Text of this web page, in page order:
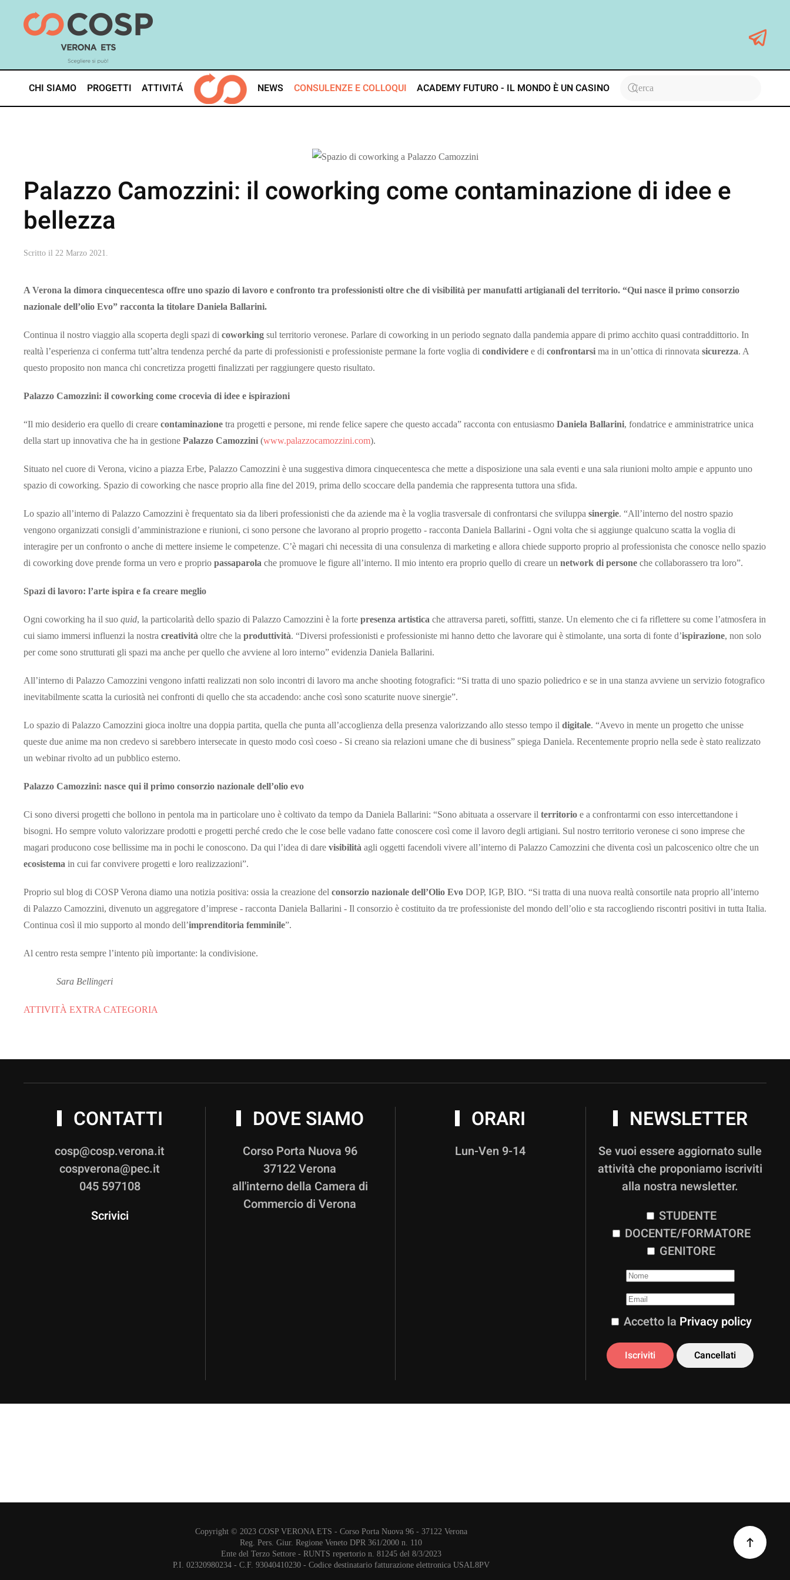
Skip
CHI SIAMO PROGETTI ATTIVITÁ NEWS CONSULENZE E COLLOQUI ACADEMY FUTURO - IL MONDO È UN CASINO
Palazzo Camozzini: il coworking come contaminazione di idee e
bellezza
Scritto il 22 Marzo 2021.
A Verona la dimora cinquecentesca offre uno spazio di lavoro e confronto tra professionisti oltre che di visibilità per manufatti artigianali del territorio. “Qui nasce il primo consorzio
nazionale dell’olio Evo” racconta la titolare Daniela Ballarini.
Continua il nostro viaggio alla scoperta degli spazi di coworking sul territorio veronese. Parlare di coworking in un periodo segnato dalla pandemia appare di primo acchito quasi contraddittorio. In
realtà l’esperienza ci conferma tutt’altra tendenza perché da parte di professionisti e professioniste permane la forte voglia di condividere e di confrontarsi ma in un’ottica di rinnovata sicurezza. A
questo proposito non manca chi concretizza progetti finalizzati per raggiungere questo risultato.
Palazzo Camozzini: il coworking come crocevia di idee e ispirazioni
“Il mio desiderio era quello di creare contaminazione tra progetti e persone, mi rende felice sapere che questo accada” racconta con entusiasmo Daniela Ballarini, fondatrice e amministratrice unica
della start up innovativa che ha in gestione Palazzo Camozzini (www.palazzocamozzini.com).
Situato nel cuore di Verona, vicino a piazza Erbe, Palazzo Camozzini è una suggestiva dimora cinquecentesca che mette a disposizione una sala eventi e una sala riunioni molto ampie e appunto uno
spazio di coworking. Spazio di coworking che nasce proprio alla fine del 2019, prima dello scoccare della pandemia che rappresenta tuttora una sfida.
Lo spazio all’interno di Palazzo Camozzini è frequentato sia da liberi professionisti che da aziende ma è la voglia trasversale di confrontarsi che sviluppa sinergie. “All’interno del nostro spazio
vengono organizzati consigli d’amministrazione e riunioni, ci sono persone che lavorano al proprio progetto - racconta Daniela Ballarini - Ogni volta che si aggiunge qualcuno scatta la voglia di
interagire per un confronto o anche di mettere insieme le competenze. C’è magari chi necessita di una consulenza di marketing e allora chiede supporto proprio al professionista che conosce nello spazio
di coworking dove prende forma un vero e proprio passaparola che promuove le figure all’interno. Il mio intento era proprio quello di creare un network di persone che collaborassero tra loro”.
Spazi di lavoro: l’arte ispira e fa creare meglio
Ogni coworking ha il suo quid, la particolarità dello spazio di Palazzo Camozzini è la forte presenza artistica che attraversa pareti, soffitti, stanze. Un elemento che ci fa riflettere su come l’atmosfera in
cui siamo immersi influenzi la nostra creatività oltre che la produttività. “Diversi professionisti e professioniste mi hanno detto che lavorare qui è stimolante, una sorta di fonte d’ispirazione, non solo
per come sono strutturati gli spazi ma anche per quello che avviene al loro interno” evidenzia Daniela Ballarini.
All’interno di Palazzo Camozzini vengono infatti realizzati non solo incontri di lavoro ma anche shooting fotografici: “Si tratta di uno spazio poliedrico e se in una stanza avviene un servizio fotografico
inevitabilmente scatta la curiosità nei confronti di quello che sta accadendo: anche così sono scaturite nuove sinergie”.
Lo spazio di Palazzo Camozzini gioca inoltre una doppia partita, quella che punta all’accoglienza della presenza valorizzando allo stesso tempo il digitale. “Avevo in mente un progetto che unisse
queste due anime ma non credevo si sarebbero intersecate in questo modo così coeso - Si creano sia relazioni umane che di business” spiega Daniela. Recentemente proprio nella sede è stato realizzato
un webinar rivolto ad un pubblico esterno.
Palazzo Camozzini: nasce qui il primo consorzio nazionale dell’olio evo
Ci sono diversi progetti che bollono in pentola ma in particolare uno è coltivato da tempo da Daniela Ballarini: “Sono abituata a osservare il territorio e a confrontarmi con esso intercettandone i
bisogni. Ho sempre voluto valorizzare prodotti e progetti perché credo che le cose belle vadano fatte conoscere così come il lavoro degli artigiani. Sul nostro territorio veronese ci sono imprese che
magari producono cose bellissime ma in pochi le conoscono. Da qui l’idea di dare visibilità agli oggetti facendoli vivere all’interno di Palazzo Camozzini che diventa così un palcoscenico oltre che un
ecosistema in cui far convivere progetti e loro realizzazioni”.
Proprio sul blog di COSP Verona diamo una notizia positiva: ossia la creazione del consorzio nazionale dell’Olio Evo DOP, IGP, BIO. “Si tratta di una nuova realtà consortile nata proprio all’interno
di Palazzo Camozzini, divenuto un aggregatore d’imprese - racconta Daniela Ballarini - Il consorzio è costituito da tre professioniste del mondo dell’olio e sta raccogliendo riscontri positivi in tutta Italia.
Continua così il mio supporto al mondo dell’imprenditoria femminile”.
Al centro resta sempre l’intento più importante: la condivisione.
Sara Bellingeri
ATTIVITÀ EXTRA CATEGORIA
CONTATTI
cosp@cosp.verona.it
cospverona@pec.it
045 597108
Scrivici
DOVE SIAMO
Corso Porta Nuova 96
37122 Verona
all'interno della Camera di
Commercio di Verona
ORARI
Lun-Ven 9-14
NEWSLETTER
Se vuoi essere aggiornato sulle
attività che proponiamo iscriviti
alla nostra newsletter.
STUDENTE
DOCENTE/FORMATORE
GENITORE
Accetto la Privacy policy
Copyright © 2023 COSP VERONA ETS - Corso Porta Nuova 96 - 37122 Verona
Reg. Pers. Giur. Regione Veneto DPR 361/2000 n. 110
Ente del Terzo Settore - RUNTS repertorio n. 81245 del 8/3/2023
P.I. 02320980234 - C.F. 93040410230 - Codice destinatario fatturazione elettronica USAL8PV